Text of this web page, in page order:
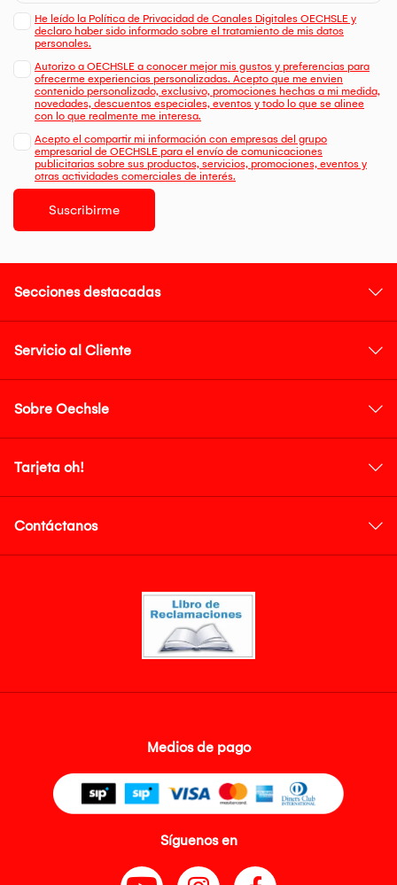
He leído la Política de Privacidad de Canales Digitales OECHSLE y
declaro haber sido informado sobre el tratamiento de mis datos
personales.
Autorizo a OECHSLE a conocer mejor mis gustos y preferencias para
ofrecerme experiencias personalizadas. Acepto que me envien
contenido personalizado, exclusivo, promociones hechas a mi medida,
novedades, descuentos especiales, eventos y todo lo que se alinee
con lo que realmente me interesa.
Acepto el compartir mi información con empresas del grupo
empresarial de OECHSLE para el envío de comunicaciones
publicitarias sobre sus productos, servicios, promociones, eventos y
otras actividades comerciales de interés.
Suscribirme
Secciones destacadas
Servicio al Cliente
Sobre Oechsle
Tarjeta oh!
Contáctanos
Medios de pago
Síguenos en